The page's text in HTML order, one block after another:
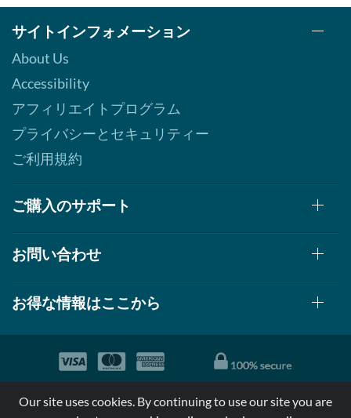
サイトインフォメーション
About Us
Accessibility
アフィリエイトプログラム
プライバシーとセキュリティー
ご利用規約
ご購入のサポート
お問い合わせ
お得な情報はここから
*特定商品についての効果効能は米国食品医療局により評価されて
Our site uses cookies. By continuing to use our site you are